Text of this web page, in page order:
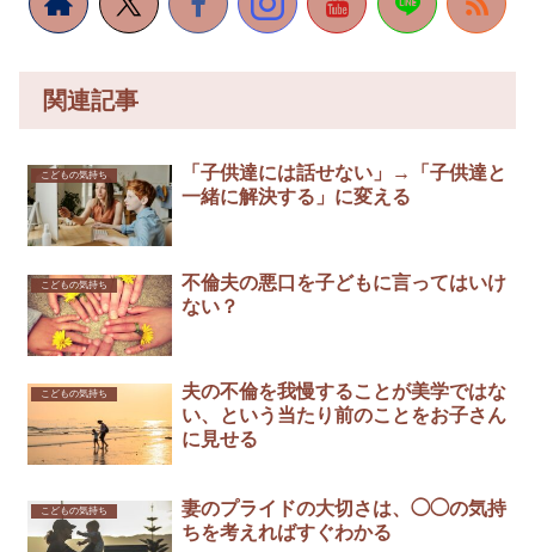
関連記事
こどもの気持ち
「子供達には話せない」→「子供達と
一緒に解決する」に変える
こどもの気持ち
不倫夫の悪口を子どもに言ってはいけ
ない？
こどもの気持ち
夫の不倫を我慢することが美学ではな
い、という当たり前のことをお子さん
に見せる
こどもの気持ち
妻のプライドの大切さは、◯◯の気持
ちを考えればすぐわかる￼